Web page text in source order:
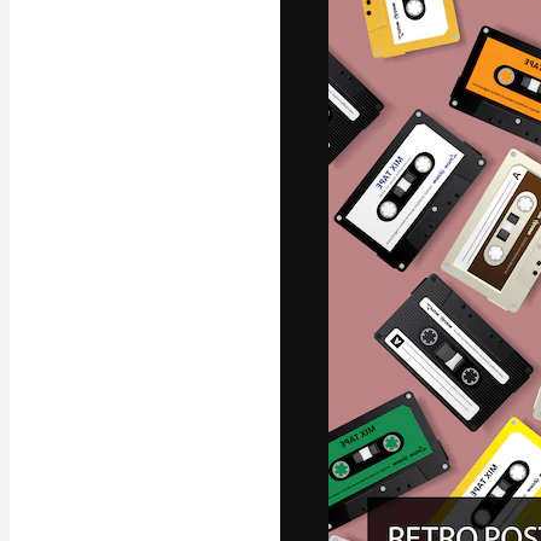
La plataforma
trabajo. Más
entre
estudios.
Español
Copyright ©